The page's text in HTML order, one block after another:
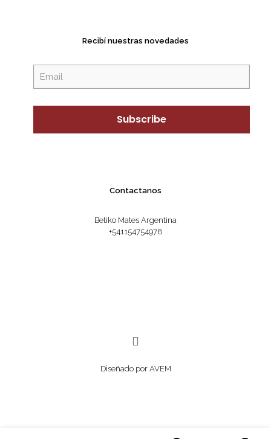
Recibí nuestras novedades
Contactanos
Betiko Mates Argentina
+541154754978
Diseñado por AVEM